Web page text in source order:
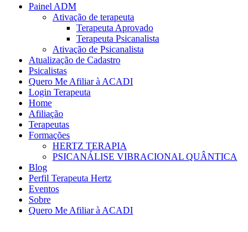
Painel ADM
Ativação de terapeuta
Terapeuta Aprovado
Terapeuta Psicanalista
Ativação de Psicanalista
Atualização de Cadastro
Psicalistas
Quero Me Afiliar à ACADI
Login Terapeuta
Home
Afiliação
Terapeutas
Formações
HERTZ TERAPIA
PSICANÁLISE VIBRACIONAL QUÂNTICA
Blog
Perfil Terapeuta Hertz
Eventos
Sobre
Quero Me Afiliar à ACADI